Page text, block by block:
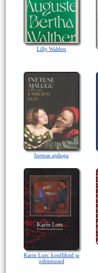
Lilly Walther
Inetuse ajalugu
Karin Luts: konfliktid ja
pihtimused